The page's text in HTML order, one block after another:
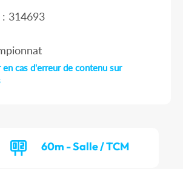
314693
cas d'erreur de contenu sur
60m - Salle / TCM